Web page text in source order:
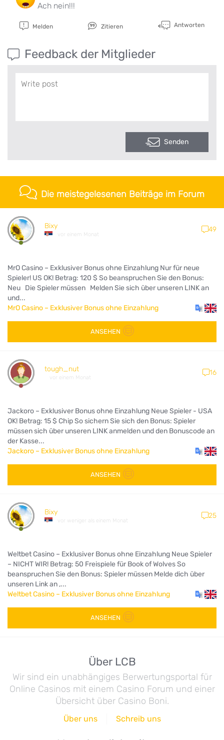
Ach nein!!!
Melden Zitieren Antworten
Feedback der Mitglieder
Senden
Die meistegelesenen Beiträge im Forum
Bixy
vor einem Monat
49
MrO Casino – Exklusiver Bonus ohne Einzahlung Nur für neue
Spieler! US OK! Betrag: 120 $ So beanspruchen Sie den Bonus:
Neu Die Spieler müssen Melden Sie sich über unseren LINK an
und...
MrO Casino – Exklusiver Bonus ohne Einzahlung
ANSEHEN
tough_nut
vor einem Monat
16
Jackoro – Exklusiver Bonus ohne Einzahlung Neue Spieler - USA
OK! Betrag: 15 $ Chip So sichern Sie sich den Bonus: Spieler
müssen sich über unseren LINK anmelden und den Bonuscode an
der Kasse...
Jackoro – Exklusiver Bonus ohne Einzahlung
ANSEHEN
Bixy
vor weniger als einem Monat
25
Weltbet Casino – Exklusiver Bonus ohne Einzahlung Neue Spieler
– NICHT WIR! Betrag: 50 Freispiele für Book of Wolves So
beanspruchen Sie den Bonus: Spieler müssen Melde dich über
unseren Link an ,...
Weltbet Casino – Exklusiver Bonus ohne Einzahlung
ANSEHEN
Über LCB
Wir sind ein unabhängiges Berwertungsportal für
Online Casinos mit einem Casino Forum und einer
Übersicht über Casino Boni.
Über uns Schreib uns